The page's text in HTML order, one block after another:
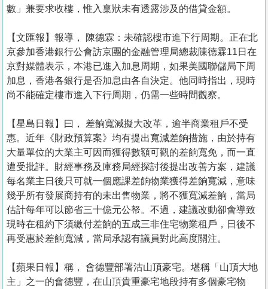
數」兼要求收樓，惟入稟狀未有透露涉及的借貸金額。
【文匯報】報導， 陳德霖：未確認樓市進下行周期。正在北
京參加香港銀行公會訪京團的金融管理局總裁陳德霖11日在
京對媒體表示，本港已進入加息周期，如果美國聯儲局下周
加息，香港各銀行是否加息由各自決定。他同時指出，現時
尚不能確定樓市進入下行周期，仍需一些時間觀察。
【星島日報】曰， 差餉寬減擬大改革，逾半商業租戶不受
惠。近年《財政預算案》均有提出寬減差餉措施，由於持有
大量單位的大業主可因而獲得數額可觀的差餉寬免，而一直
遭受批評。財經事務及庫務局經探討後提出改善方案，建議
每名業主日後只可就一個應課差餉物業獲得差餉寬減，意味
幾乎所有發展商持有的未出售物業，將不獲寬減差餉，當局
估計每年可以節省三十億元公帑。不過，建議改動卻會導致
現時在租約下須繳付差餉的五成三非住宅物業租戶，日後不
再受惠於差餉寬減，當局承認有議員對此高度關注。
【蘋果日報】稱， 會德豐部署沽山頂豪宅。堪稱「山頂大地
主」之一的會德豐，在山頂貴重豪宅地段持有多個豪宅物